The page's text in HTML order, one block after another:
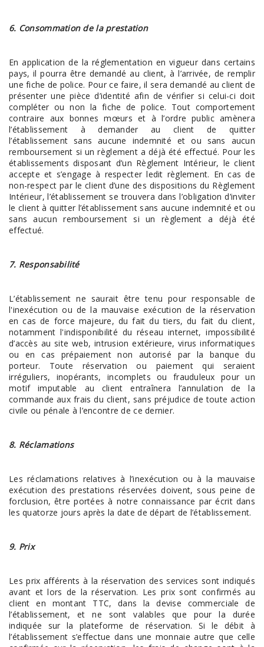
6. Consommation de la prestation
En application de la réglementation en vigueur dans certains
pays, il pourra être demandé au client, à l’arrivée, de remplir
une fiche de police. Pour ce faire, il sera demandé au client de
présenter une pièce d’identité afin de vérifier si celui-ci doit
compléter ou non la fiche de police. Tout comportement
contraire aux bonnes mœurs et à l’ordre public amènera
l’établissement à demander au client de quitter
l’établissement sans aucune indemnité et ou sans aucun
remboursement si un règlement a déjà été effectué. Pour les
établissements disposant d’un Règlement Intérieur, le client
accepte et s’engage à respecter ledit règlement. En cas de
non-respect par le client d’une des dispositions du Règlement
Intérieur, l’établissement se trouvera dans l’obligation d’inviter
le client à quitter l’établissement sans aucune indemnité et ou
sans aucun remboursement si un règlement a déjà été
effectué.
7. Responsabilité
L’établissement ne saurait être tenu pour responsable de
l'inexécution ou de la mauvaise exécution de la réservation
en cas de force majeure, du fait du tiers, du fait du client,
notamment l'indisponibilité du réseau internet, impossibilité
d’accès au site web, intrusion extérieure, virus informatiques
ou en cas prépaiement non autorisé par la banque du
porteur. Toute réservation ou paiement qui seraient
irréguliers, inopérants, incomplets ou frauduleux pour un
motif imputable au client entraînera l’annulation de la
commande aux frais du client, sans préjudice de toute action
civile ou pénale à l’encontre de ce dernier.
8. Réclamations
Les réclamations relatives à l’inexécution ou à la mauvaise
exécution des prestations réservées doivent, sous peine de
forclusion, être portées à notre connaissance par écrit dans
les quatorze jours après la date de départ de l’établissement.
9. Prix
Les prix afférents à la réservation des services sont indiqués
avant et lors de la réservation. Les prix sont confirmés au
client en montant TTC, dans la devise commerciale de
l’établissement, et ne sont valables que pour la durée
indiquée sur la plateforme de réservation. Si le débit à
l’établissement s’effectue dans une monnaie autre que celle